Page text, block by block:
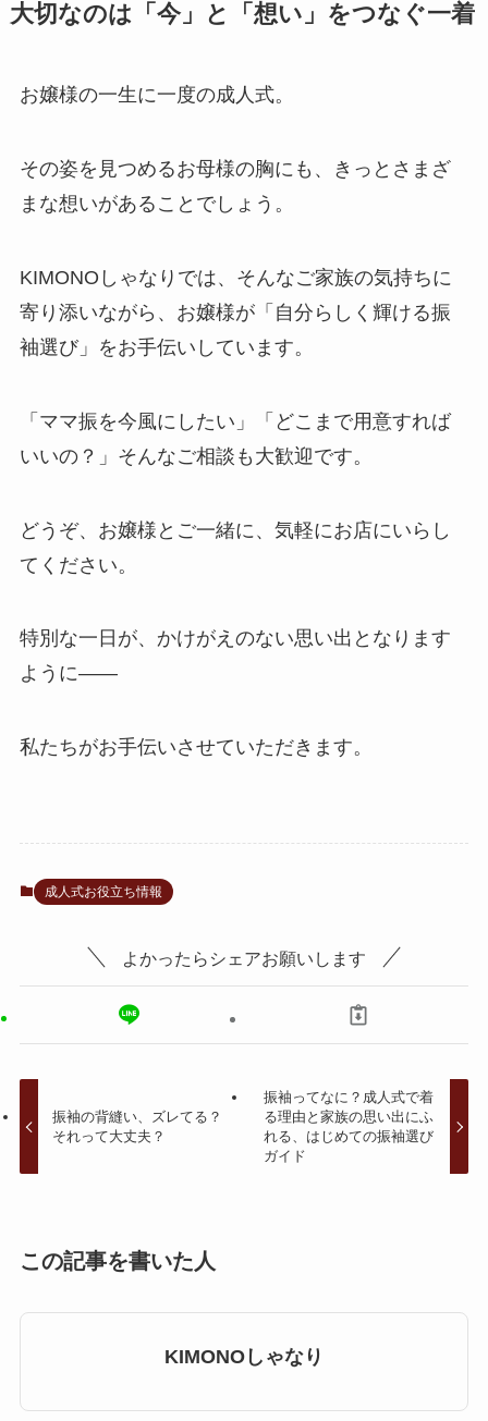
大切なのは「今」と「想い」をつなぐ一着
お嬢様の一生に一度の成人式。
その姿を見つめるお母様の胸にも、きっとさまざ
まな想いがあることでしょう。
KIMONOしゃなりでは、そんなご家族の気持ちに
寄り添いながら、お嬢様が「自分らしく輝ける振
袖選び」をお手伝いしています。
「ママ振を今風にしたい」「どこまで用意すれば
いいの？」そんなご相談も大歓迎です。
どうぞ、お嬢様とご一緒に、気軽にお店にいらし
てください。
特別な一日が、かけがえのない思い出となります
ように――
私たちがお手伝いさせていただきます。
成人式お役立ち情報
よかったらシェアお願いします
振袖の背縫い、ズレてる？
それって大丈夫？
振袖ってなに？成人式で着
る理由と家族の思い出にふ
れる、はじめての振袖選び
ガイド
この記事を書いた人
KIMONOしゃなり